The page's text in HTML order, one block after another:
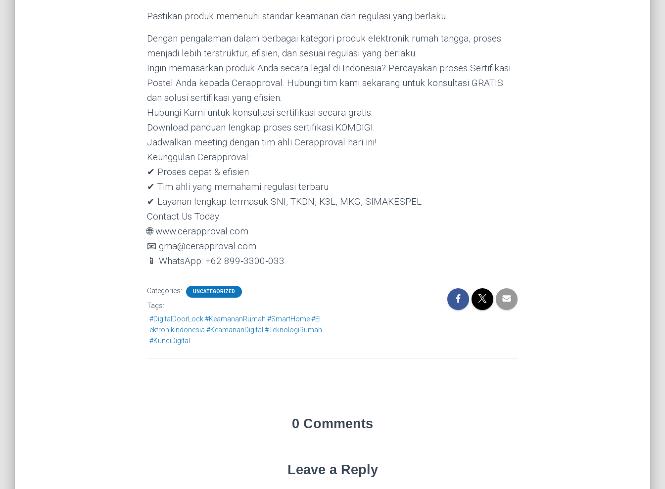
Pastikan produk memenuhi standar keamanan dan regulasi yang berlaku.
Dengan pengalaman dalam berbagai kategori produk elektronik rumah tangga, proses
menjadi lebih terstruktur, efisien, dan sesuai regulasi yang berlaku.
Ingin memasarkan produk Anda secara legal di Indonesia? Percayakan proses Sertifikasi
Postel Anda kepada Cerapproval. Hubungi tim kami sekarang untuk konsultasi GRATIS
dan solusi sertifikasi yang efisien.
Hubungi Kami untuk konsultasi sertifikasi secara gratis.
Download panduan lengkap proses sertifikasi KOMDIGI.
Jadwalkan meeting dengan tim ahli Cerapproval hari ini!
Keunggulan Cerapproval:
✔ Proses cepat & efisien
✔ Tim ahli yang memahami regulasi terbaru
✔ Layanan lengkap termasuk SNI, TKDN, K3L, MKG, SIMAKESPEL
Contact Us Today:
🌐 www.cerapproval.com
📧 gma@cerapproval.com
📱 WhatsApp: +62 899‑3300‑033
Categories: UNCATEGORIZED
Tags:
#DigitalDoorLock #KeamananRumah #SmartHome #El
ektronikIndonesia #KeamananDigital #TeknologiRumah
#KunciDigital
0 Comments
Leave a Reply